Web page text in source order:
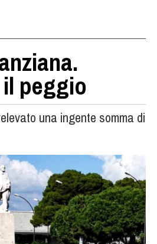
peggio
una ingente somma di